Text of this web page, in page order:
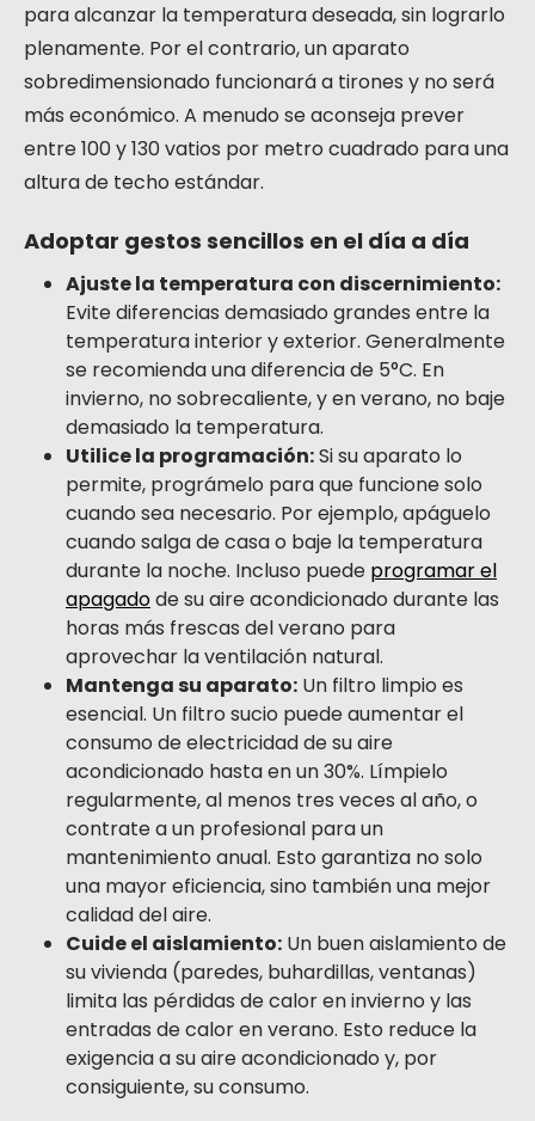
para alcanzar la temperatura deseada, sin lograrlo
plenamente. Por el contrario, un aparato
sobredimensionado funcionará a tirones y no será
más económico. A menudo se aconseja prever
entre 100 y 130 vatios por metro cuadrado para una
altura de techo estándar.
Adoptar gestos sencillos en el día a día
Ajuste la temperatura con discernimiento:
Evite diferencias demasiado grandes entre la
temperatura interior y exterior. Generalmente
se recomienda una diferencia de 5°C. En
invierno, no sobrecaliente, y en verano, no baje
demasiado la temperatura.
Utilice la programación:Si su aparato lo
permite, prográmelo para que funcione solo
cuando sea necesario. Por ejemplo, apáguelo
cuando salga de casa o baje la temperatura
durante la noche. Incluso puede programar el
apagadode su aire acondicionado durante las
horas más frescas del verano para
aprovechar la ventilación natural.
Mantenga su aparato: Un filtro limpio es
esencial. Un filtro sucio puede aumentar el
consumo de electricidad de su aire
acondicionado hasta en un 30%. Límpielo
regularmente, al menos tres veces al año, o
contrate a un profesional para un
mantenimiento anual. Esto garantiza no solo
una mayor eficiencia, sino también una mejor
calidad del aire.
Cuide el aislamiento: Un buen aislamiento de
su vivienda (paredes, buhardillas, ventanas)
limita las pérdidas de calor en invierno y las
entradas de calor en verano. Esto reduce la
exigencia a su aire acondicionado y, por
consiguiente, su consumo.